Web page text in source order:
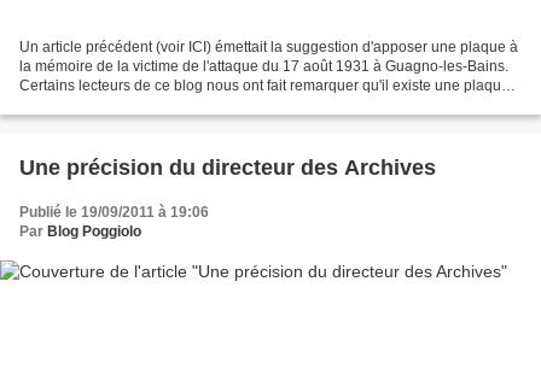
Un article précédent (voir ICI) émettait la suggestion d'apposer une plaque à
la mémoire de la victime de l'attaque du 17 août 1931 à Guagno-les-Bains.
Certains lecteurs de ce blog nous ont fait remarquer qu'il existe une plaque
Une précision du directeur des Archives
Publié le 19/09/2011 à 19:06
Par Blog Poggiolo